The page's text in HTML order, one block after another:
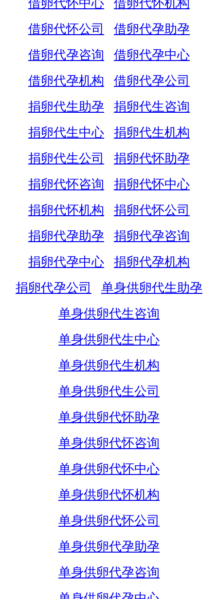
借卵代怀中心
借卵代怀机构
借卵代怀公司
借卵代孕助孕
借卵代孕咨询
借卵代孕中心
借卵代孕机构
借卵代孕公司
捐卵代生助孕
捐卵代生咨询
捐卵代生中心
捐卵代生机构
捐卵代生公司
捐卵代怀助孕
捐卵代怀咨询
捐卵代怀中心
捐卵代怀机构
捐卵代怀公司
捐卵代孕助孕
捐卵代孕咨询
捐卵代孕中心
捐卵代孕机构
捐卵代孕公司
单身供卵代生助孕
单身供卵代生咨询
单身供卵代生中心
单身供卵代生机构
单身供卵代生公司
单身供卵代怀助孕
单身供卵代怀咨询
单身供卵代怀中心
单身供卵代怀机构
单身供卵代怀公司
单身供卵代孕助孕
单身供卵代孕咨询